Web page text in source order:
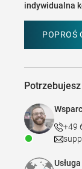
indywidualna
POPROŚ
+49